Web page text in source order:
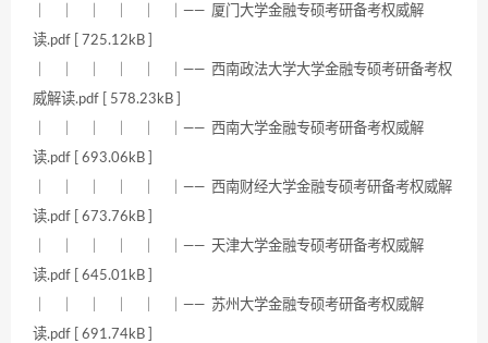
｜ ｜ ｜ ｜ ｜ ｜—— 厦门大学金融专硕考研备考权威解
读.pdf [ 725.12kB ]
｜ ｜ ｜ ｜ ｜ ｜—— 西南政法大学大学金融专硕考研备考权
威解读.pdf [ 578.23kB ]
｜ ｜ ｜ ｜ ｜ ｜—— 西南大学金融专硕考研备考权威解
读.pdf [ 693.06kB ]
｜ ｜ ｜ ｜ ｜ ｜—— 西南财经大学金融专硕考研备考权威解
读.pdf [ 673.76kB ]
｜ ｜ ｜ ｜ ｜ ｜—— 天津大学金融专硕考研备考权威解
读.pdf [ 645.01kB ]
｜ ｜ ｜ ｜ ｜ ｜—— 苏州大学金融专硕考研备考权威解
读.pdf [ 691.74kB ]